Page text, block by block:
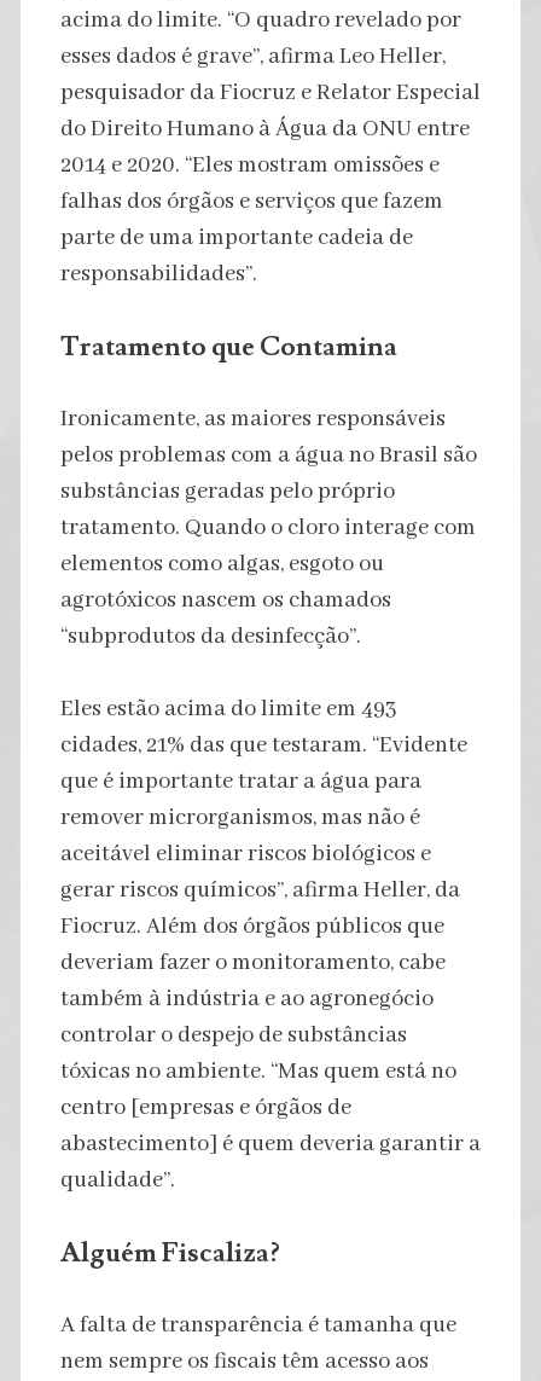
acima do limite. “O quadro revelado por
esses dados é grave”, afirma Leo Heller,
pesquisador da Fiocruz e Relator Especial
do Direito Humano à Água da ONU entre
2014 e 2020. “Eles mostram omissões e
falhas dos órgãos e serviços que fazem
parte de uma importante cadeia de
responsabilidades”.
Tratamento que Contamina
Ironicamente, as maiores responsáveis
pelos problemas com a água no Brasil são
substâncias geradas pelo próprio
tratamento. Quando o cloro interage com
elementos como algas, esgoto ou
agrotóxicos nascem os chamados
“subprodutos da desinfecção”.
Eles estão acima do limite em 493
cidades, 21% das que testaram. “Evidente
que é importante tratar a água para
remover microrganismos, mas não é
aceitável eliminar riscos biológicos e
gerar riscos químicos”, afirma Heller, da
Fiocruz. Além dos órgãos públicos que
deveriam fazer o monitoramento, cabe
também à indústria e ao agronegócio
controlar o despejo de substâncias
tóxicas no ambiente. “Mas quem está no
centro [empresas e órgãos de
abastecimento] é quem deveria garantir a
qualidade”.
Alguém Fiscaliza?
A falta de transparência é tamanha que
nem sempre os fiscais têm acesso aos